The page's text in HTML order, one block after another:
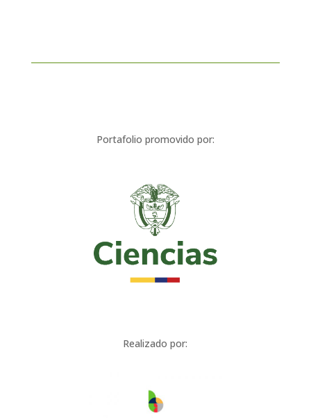
Portafolio promovido por:
Realizado por: